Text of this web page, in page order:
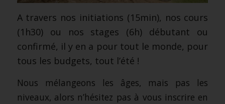
A travers nos initiations (15min), nos cours
(1h30) ou nos stages (6h) débutant ou
confirmé, il y en a pour tout le monde, pour
tous les budgets, tout l’été !
Nous mélangeons les âges, mais pas les
niveaux, alors n’hésitez pas à vous inscrire en